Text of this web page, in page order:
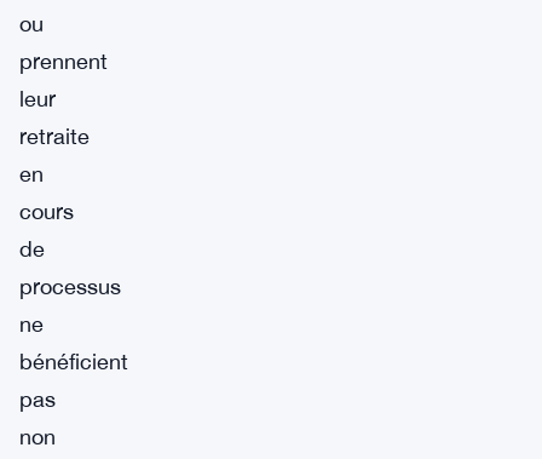
ou
prennent
leur
retraite
en
cours
de
processus
ne
bénéficient
pas
non